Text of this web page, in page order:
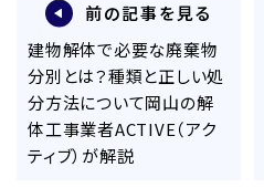
前の記事を見る
建物解体で必要な廃棄物
分別とは？種類と正しい処
分方法について岡山の解
体工事業者ACTIVE（アク
ティブ）が解説